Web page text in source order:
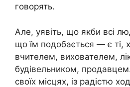
говорять.
Але, уявіть, що якби всі
що їм подобається — є ті,
вчителем, вихователем,
будівельником,
своїх місцях, із радістю